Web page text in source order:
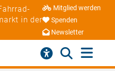
in der
Mitglied werden
Spenden
Newsletter